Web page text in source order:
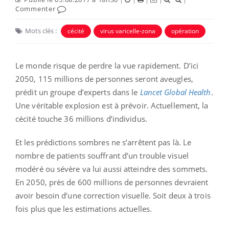
Commenter
Mots clés : cécité virus varicelle-zona opération
Le monde risque de perdre la vue rapidement. D’ici
2050, 115 millions de personnes seront aveugles,
prédit un groupe d’experts dans le Lancet Global Health.
Une véritable explosion est à prévoir. Actuellement, la
cécité touche 36 millions d’individus.
Et les prédictions sombres ne s’arrêtent pas là. Le
nombre de patients souffrant d’un trouble visuel
modéré ou sévère va lui aussi atteindre des sommets.
En 2050, près de 600 millions de personnes devraient
avoir besoin d’une correction visuelle. Soit deux à trois
fois plus que les estimations actuelles.